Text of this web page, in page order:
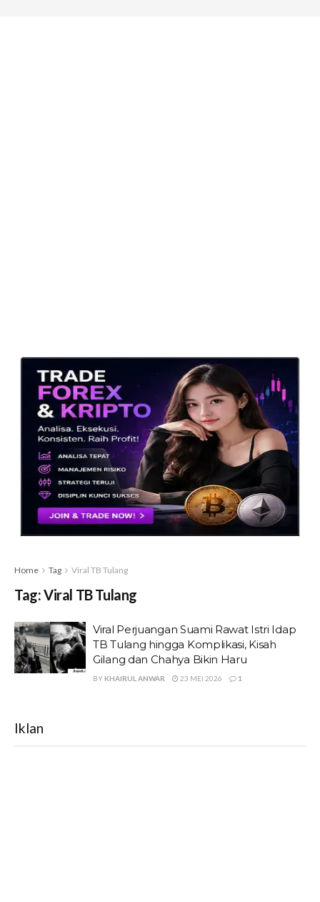
Home Tag Viral TB Tulang
Tag:Viral TB Tulang
Viral Perjuangan Suami Rawat Istri Idap
TB Tulang hingga Komplikasi, Kisah
Gilang dan Chahya Bikin Haru
BY KHAIRUL ANWAR 23 MEI 2026 1
Iklan